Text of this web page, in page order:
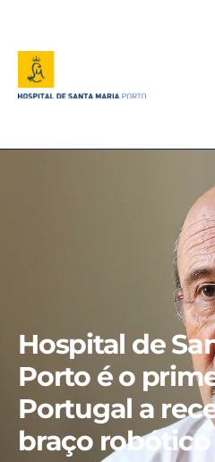
Hospital de
Porto é o
Portugal a
braço